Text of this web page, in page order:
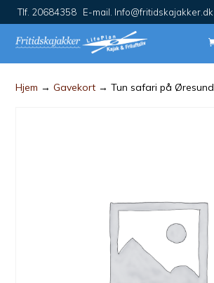
Tlf. 20684358 E-mail. Info@fritidskajakker.dk
Hjem →Gavekort → Tun safari på Øresund